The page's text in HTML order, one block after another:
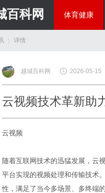
百科网 体育健康
›
详情
越城百科网 2026-05-15
云视频技术革新助
云视频
随着互联网技术的迅猛发展，云
平台实现的视频处理和传输技术
性，满足了当今多场景、多终端的